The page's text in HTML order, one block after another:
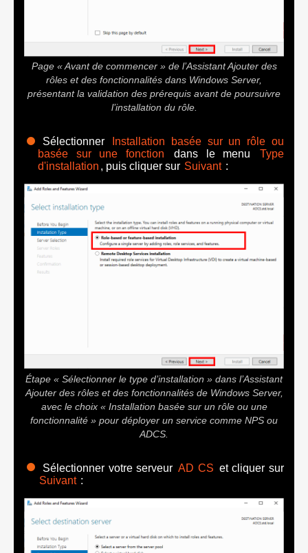
Page « Avant de commencer » de l’Assistant Ajouter des
rôles et des fonctionnalités dans Windows Server,
présentant la validation des prérequis avant de poursuivre
l’installation du rôle.
Sélectionner
Installation basée sur un rôle ou
basée sur une fonction
dans le menu
Type
d'installation , puis cliquer sur Suivant :
Étape « Sélectionner le type d’installation » dans l’Assistant
Ajouter des rôles et des fonctionnalités de Windows Server,
avec le choix « Installation basée sur un rôle ou une
fonctionnalité » pour déployer un service comme NPS ou
ADCS.
Sélectionner votre serveur AD CS et cliquer sur
Suivant :